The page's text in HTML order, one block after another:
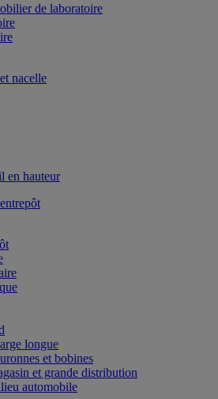
de laboratoire
nacelle
en hauteur
longue
et bobines
et grande distribution
automobile